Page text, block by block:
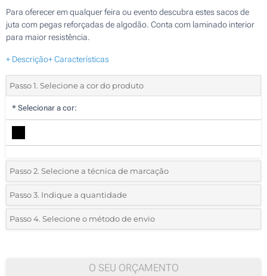
Para oferecer em qualquer feira ou evento descubra estes sacos de
juta com pegas reforçadas de algodão. Conta com laminado interior
para maior resistência.
+ Descrição+ Características
Passo 1. Selecione a cor do produto
* Selecionar a cor:
Passo 2. Selecione a técnica de marcação
*Selecione o tipo de marcação e as cores do logotipo:
1 Cor (Num lado)
Transferência digital a cores (Num lado)
Passo 3. Indique a quantidade
*Quantidade mínima:10
Passo 4. Selecione o método de envio
O SEU ORÇAMENTO